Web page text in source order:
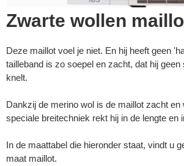
Zwarte wollen
Deze maillot voel je niet. En hij heeft geen
tailleband is zo soepel en zacht, dat hij geen
knelt.
Dankzij de merino wol is de maillot zacht
speciale breitechniek rekt hij in de lengte en
In de maattabel die hieronder staat, vindt u
maat maillot.